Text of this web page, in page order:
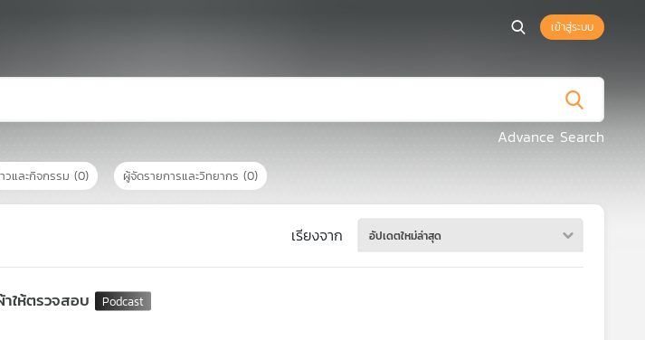
เข้าสู่ระบบ
Advance Search
วและกิจกรรม (0) ผู้จัดรายการและวิทยากร (0)
เรียงจาก อัปเดตใหม่ล่าสุด
ให้ตรวจสอบ